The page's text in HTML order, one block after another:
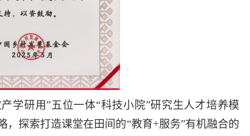
学研用”五位一体“科技小院”研究生人才培养模
，探索打造课堂在田间的“教育+服务”有机融合的